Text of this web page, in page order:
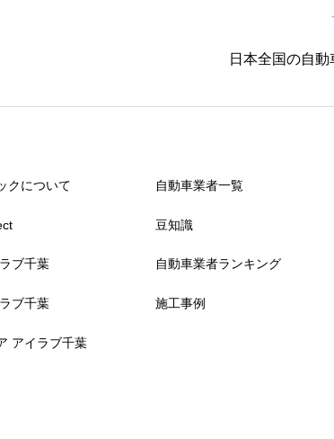
日本全国の自
クについて
ブ千葉
ブ千葉
アイラブ千葉
自動車業者一覧
豆知識
自動車業者ランキング
施工事例